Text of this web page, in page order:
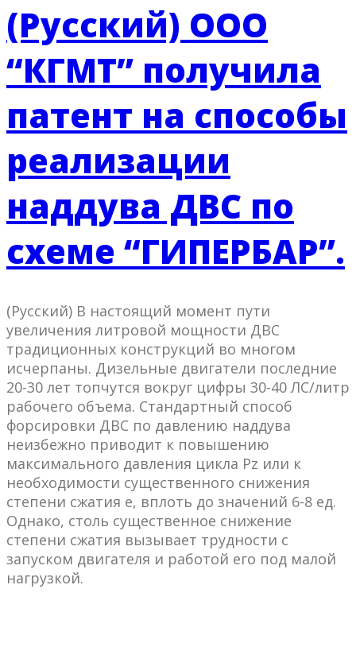
(Русский) ООО
“КГМТ” получила
патент на способы
реализации
наддува ДВС по
схеме “ГИПЕРБАР”.
(Русский) В настоящий момент пути
увеличения литровой мощности ДВС
традиционных конструкций во многом
исчерпаны. Дизельные двигатели последние
20-30 лет топчутся вокруг цифры 30-40 ЛС/литр
рабочего объема. Стандартный способ
форсировки ДВС по давлению наддува
неизбежно приводит к повышению
максимального давления цикла Pz или к
необходимости существенного снижения
степени сжатия e, вплоть до значений 6-8 ед.
Однако, столь существенное снижение
степени сжатия вызывает трудности с
запуском двигателя и работой его под малой
нагрузкой.